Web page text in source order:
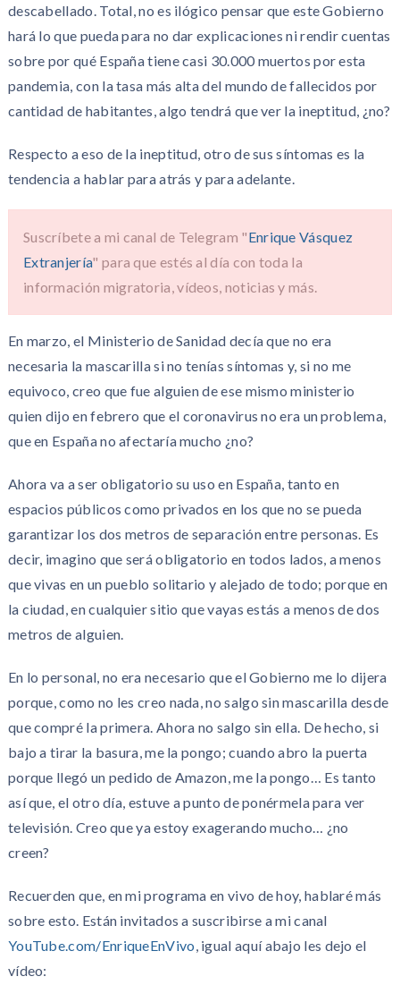
descabellado. Total, no es ilógico pensar que este Gobierno
hará lo que pueda para no dar explicaciones ni rendir cuentas
sobre por qué España tiene casi 30.000 muertos por esta
pandemia, con la tasa más alta del mundo de fallecidos por
cantidad de habitantes, algo tendrá que ver la ineptitud, ¿no?
Respecto a eso de la ineptitud, otro de sus síntomas es la
tendencia a hablar para atrás y para adelante.
Suscríbete a mi canal de Telegram "Enrique Vásquez
Extranjería" para que estés al día con toda la
información migratoria, vídeos, noticias y más.
En marzo, el Ministerio de Sanidad decía que no era
necesaria la mascarilla si no tenías síntomas y, si no me
equivoco, creo que fue alguien de ese mismo ministerio
quien dijo en febrero que el coronavirus no era un problema,
que en España no afectaría mucho ¿no?
Ahora va a ser obligatorio su uso en España, tanto en
espacios públicos como privados en los que no se pueda
garantizar los dos metros de separación entre personas. Es
decir, imagino que será obligatorio en todos lados, a menos
que vivas en un pueblo solitario y alejado de todo; porque en
la ciudad, en cualquier sitio que vayas estás a menos de dos
metros de alguien.
En lo personal, no era necesario que el Gobierno me lo dijera
porque, como no les creo nada, no salgo sin mascarilla desde
que compré la primera. Ahora no salgo sin ella. De hecho, si
bajo a tirar la basura, me la pongo; cuando abro la puerta
porque llegó un pedido de Amazon, me la pongo… Es tanto
así que, el otro día, estuve a punto de ponérmela para ver
televisión. Creo que ya estoy exagerando mucho… ¿no
creen?
Recuerden que, en mi programa en vivo de hoy, hablaré más
sobre esto. Están invitados a suscribirse a mi canal
YouTube.com/EnriqueEnVivo, igual aquí abajo les dejo el
vídeo: